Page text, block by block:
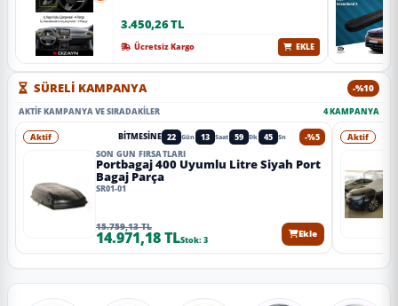
Krom) A+ Kalite
3.450,26 TL
Ücretsiz Kargo EKLE
SÜRELİ KAMPANYA -%10
AKTIF KAMPANYA VE SIRADAKILER 4 KAMPANYA
-%5
Aktif BITMESINE 22 Gün 13 Saat 59 Dk 43 Sn
SON GÜN FIRSATLARI
Portbagaj 400 Uyumlu Litre Siyah Port
Bagaj Parça
SR01-01
15.759,13 TL
14.971,18 TLStok: 3
Ekle
Aktif